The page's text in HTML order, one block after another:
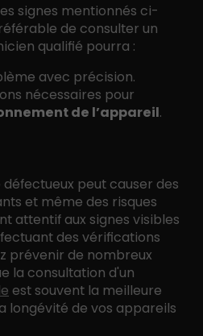
signes mentionnés ci-
de consulter un
qualifié pourra :
avec précision.
nécessaires pour
de l’appareil.
peut causer des
et même des risques
attentif aux signes visibles
des vérifications
prévenir de nombreux
la consultation d'un
est souvent la meilleure
longévité de vos appareils